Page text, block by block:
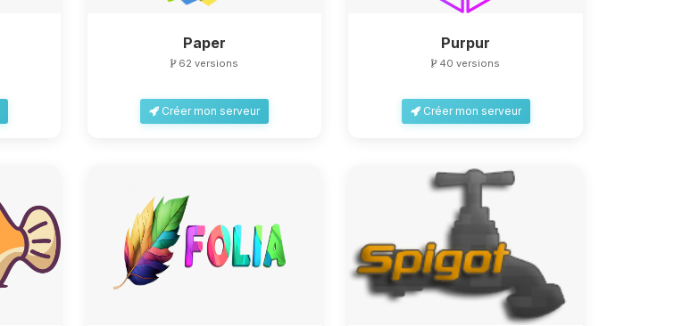
Paper
62 versions
Créer mon serveur
Purpur
40 versions
Créer mon serveur